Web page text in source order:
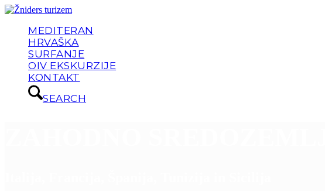
MEDITERAN
HRVAŠKA
SURFANJE
OIV EKSKURZIJE
KONTAKT
SEARCH